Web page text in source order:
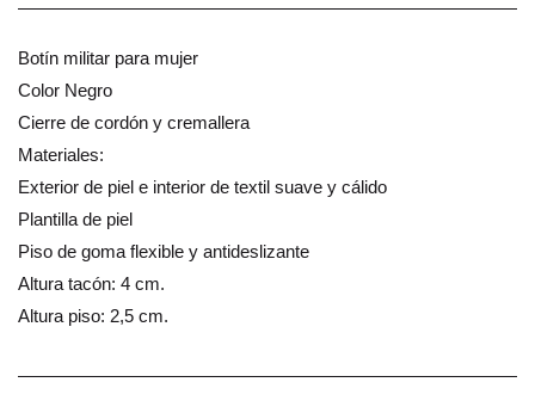
Botín militar para mujer
Color Negro
Cierre de cordón y cremallera
Materiales:
Exterior de piel e interior de textil suave y cálido
Plantilla de piel
Piso de goma flexible y antideslizante
Altura tacón: 4 cm.
Altura piso: 2,5 cm.